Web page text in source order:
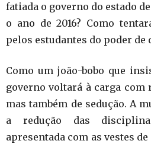
fatiada o governo do estado
o ano de 2016? Como
pelos estudantes do poder de
Como um joão-bobo que
governo voltará à carga com
mas também de sedução. A
a redução das
apresentada com as vestes